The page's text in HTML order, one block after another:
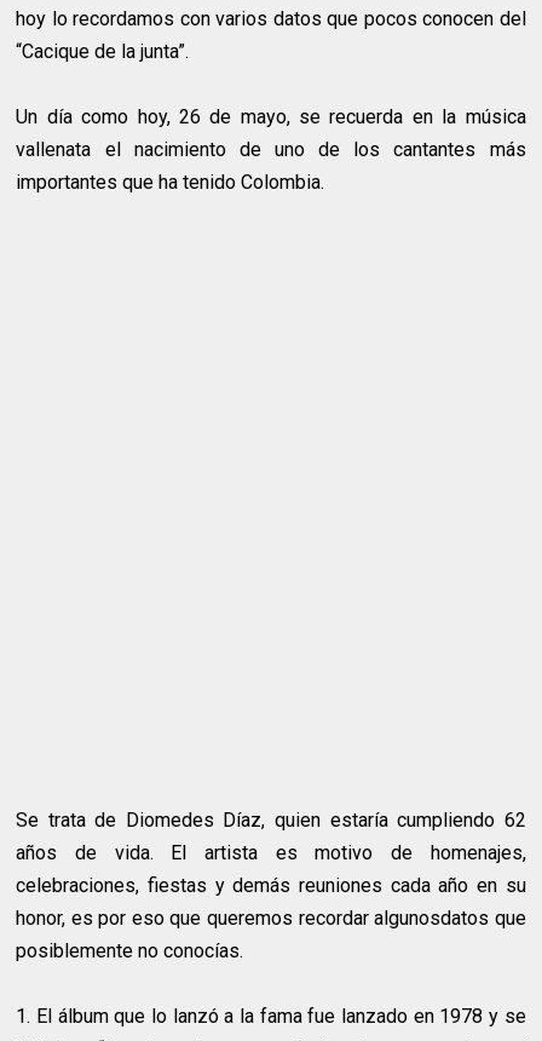
hoy lo recordamos con varios datos que pocos conocen del
“Cacique de la junta”.
Un día como hoy, 26 de mayo, se recuerda en la música
vallenata el nacimiento de uno de los cantantes más
importantes que ha tenido Colombia.
Se trata de Diomedes Díaz, quien estaría cumpliendo 62
años de vida. El artista es motivo de homenajes,
celebraciones, fiestas y demás reuniones cada año en su
honor, es por eso que queremos recordar algunosdatos que
posiblemente no conocías.
1. El álbum que lo lanzó a la fama fue lanzado en 1978 y se